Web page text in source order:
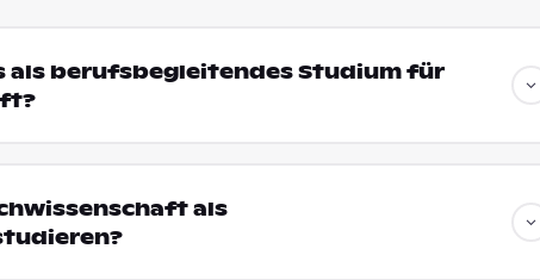
als berufsbegleitendes Studium für
als